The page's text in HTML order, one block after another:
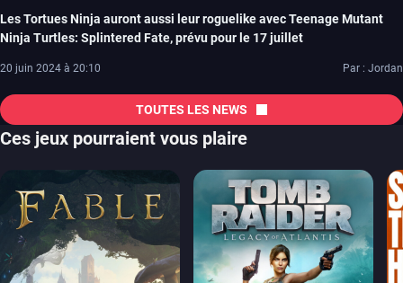
Les Tortues Ninja auront aussi leur roguelike avec Teenage Mutant
Ninja Turtles: Splintered Fate, prévu pour le 17 juillet
20 juin 2024 à 20:10 Par : Jordan
TOUTES LES NEWS
Ces jeux pourraient vous plaire